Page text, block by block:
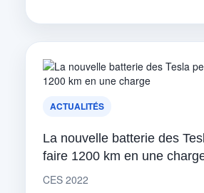
ACTUALITÉS
La nouvelle batterie des
faire 1200 km en une
CES 2022